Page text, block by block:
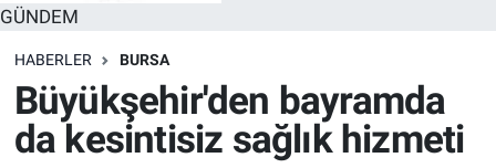
GÜNDEM
HABERLER BURSA
Büyükşehir'den bayramda
da kesintisiz sağlık hizmeti